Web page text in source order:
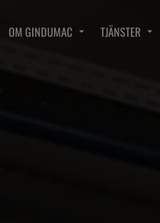
OM GINDUMAC TJÄNSTER